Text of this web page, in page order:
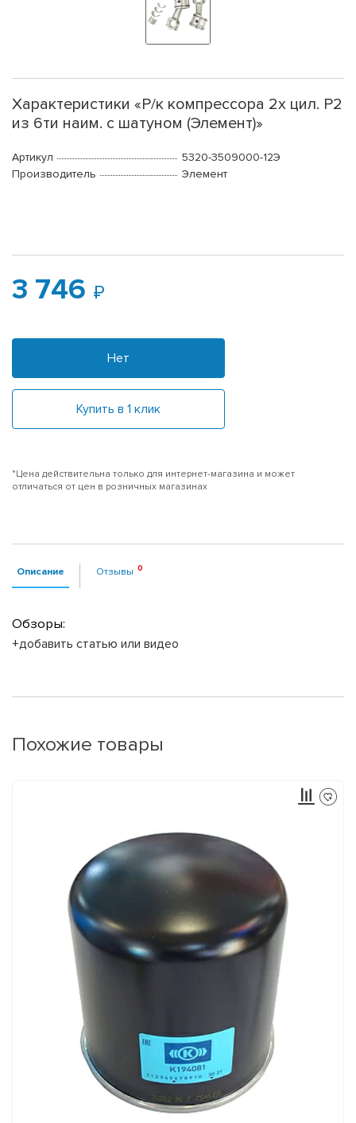
Характеристики «Р/к компрессора 2х цил. Р2
из 6ти наим. с шатуном (Элемент)»
Артикул
5320-3509000-12Э
Производитель
Элемент
3 746
Нет
Купить в 1 клик
*Цена действительна только для интернет-магазина и может
отличаться от цен в розничных магазинах
Описание Отзывы
Обзоры:
+добавить статью или видео
Похожие товары